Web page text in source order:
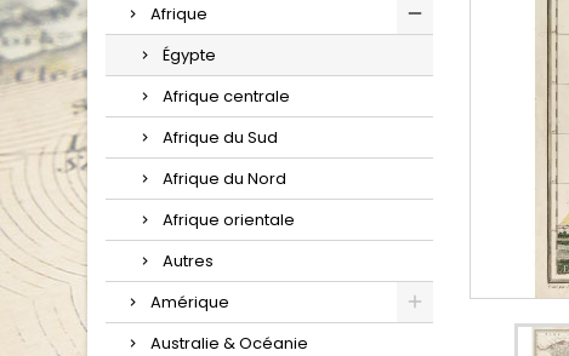
Afrique
Égypte
Afrique centrale
Afrique du Sud
Afrique du Nord
Afrique orientale
Autres
Amérique
Australie & Océanie